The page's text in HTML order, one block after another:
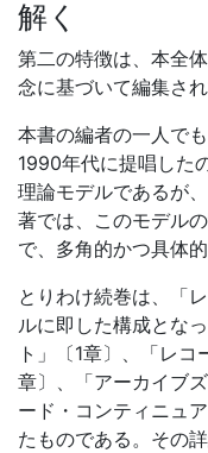
解く
第二の特徴は、本全
念に基づいて編集さ
本書の編者の一人で
1990年代に提唱した
理論モデルであるが
著では、このモデル
で、多角的かつ具体
とりわけ続巻は、「
ルに即した構成とな
ト」〔1章〕、「レ
章〕、「アーカイブ
ード・コンティニュ
たものである。その